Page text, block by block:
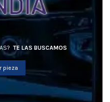
TE LAS BUSCAMOS
pieza